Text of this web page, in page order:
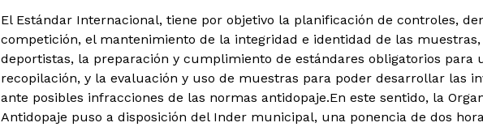
El Estándar Internacional, tiene por objetivo la planificación de controles,
competición, el mantenimiento de la integridad e identidad de las
deportistas, la preparación y cumplimiento de estándares obligatorios para
recopilación, y la evaluación y uso de muestras para poder desarrollar las
ante posibles infracciones de las normas antidopaje.En este sentido, la
Antidopaje puso a disposición del Inder municipal, una ponencia de dos